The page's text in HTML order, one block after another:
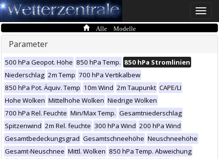
Toggle
Alle Modelle
Parameter
500 hPa Geopot. Höhe 850 hPa Temp. 850 hPa Stromlinien
Niederschlag 2m Temp 700 hPa Vertikalbew
850 hPa Pot. Äquiv. Temp 10m Wind 2m Taupunkt CAPE/LI
Hohe Wolken Mittelhohe Wolken Niedrige Wolken
700 hPa Rel. Feuchte Min/Max Temp. Gesamtniederschlag
Spitzenwind 2m Rel. feuchte 300 hPa Wind 200 hPa Wind
Gesamtbedeckungsgrad Gesamtschneehöhe Neuschneehöhe
Gesamt-Neuschnee Mittl. Wolken 850 hPa Temp. Abweichung